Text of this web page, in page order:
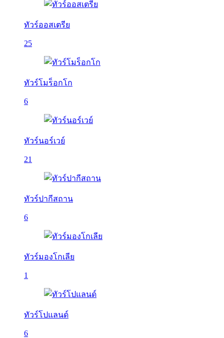
ทัวร์ออสเตรีย
25
ทัวร์โมร็อกโก
6
ทัวร์นอร์เวย์
21
ทัวร์ปากีสถาน
6
ทัวร์มองโกเลีย
1
ทัวร์โปแลนด์
6